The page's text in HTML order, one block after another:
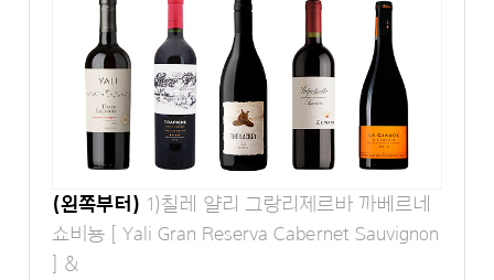
(왼쪽부터) 1)칠레 얄리 그랑리제르바 까베르네
쇼비뇽 [ Yali Gran Reserva Cabernet Sauvignon
] &